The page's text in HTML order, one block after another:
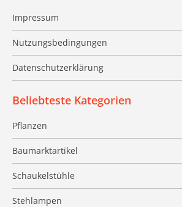
Impressum
Nutzungsbedingungen
Datenschutzerklärung
Beliebteste Kategorien
Pflanzen
Baumarktartikel
Schaukelstühle
Stehlampen